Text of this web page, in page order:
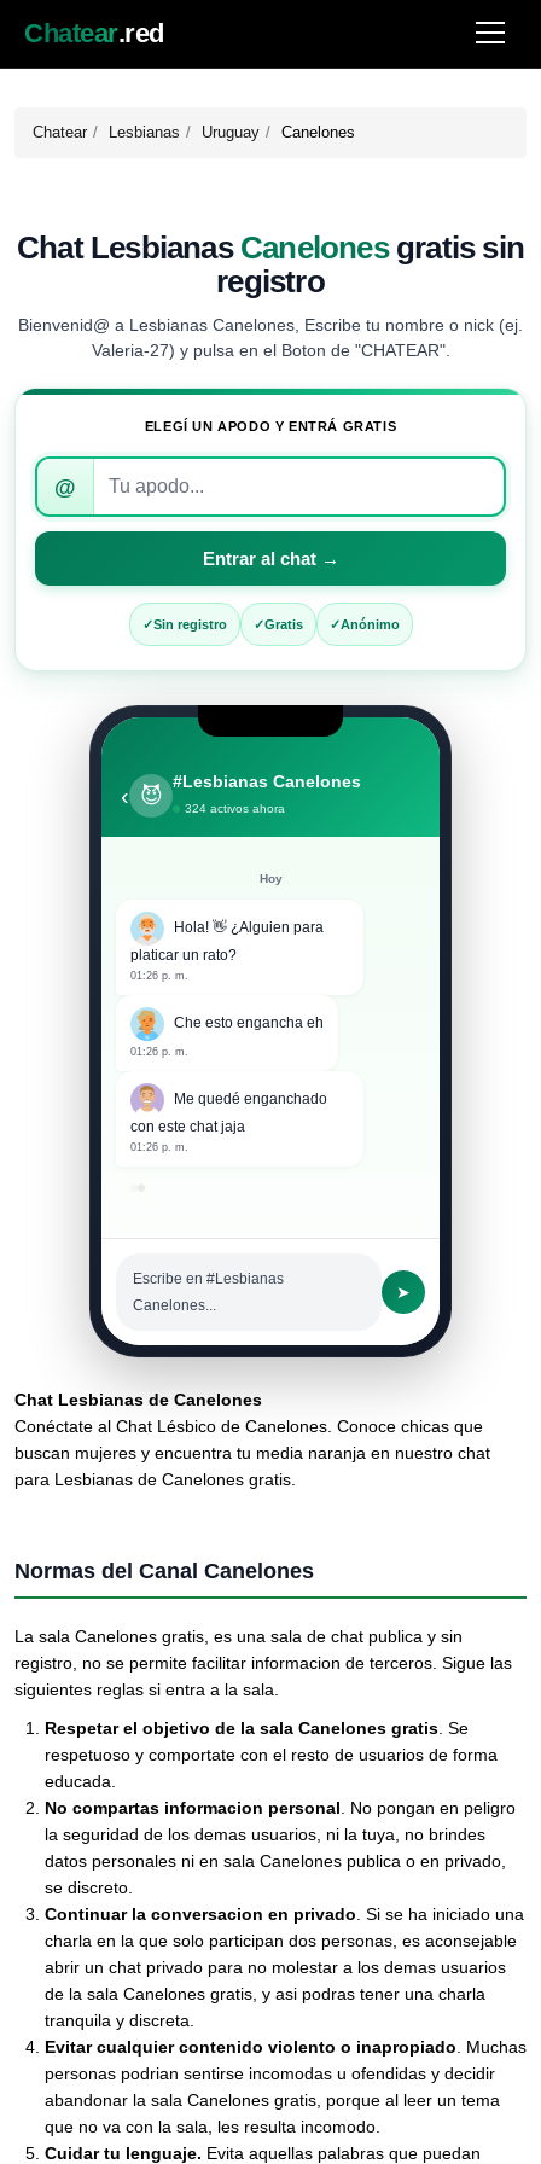
Chatear.red
Chatear Lesbianas Uruguay Canelones
Chat Lesbianas Canelonesgratis sin
registro
Bienvenid@ a Lesbianas Canelones, Escribe tu nombre o nick (ej.
Valeria-27) y pulsa en el Boton de "CHATEAR".
ELEGÍ UN APODO Y ENTRÁ GRATIS
Introduce
apodo
para
entrar
@
Entrar al chat →
Sin registro Gratis Anónimo
‹ 😈
#Lesbianas Canelones
324 activos ahora
Hoy
Hola! 👋 ¿Alguien para
platicar un rato?
01:26 p. m.
Che esto engancha eh
01:26 p. m.
Me quedé enganchado
con este chat jaja
01:26 p. m.
Escribe en #Lesbianas
Canelones...
➤
Chat Lesbianas de Canelones
Conéctate al Chat Lésbico de Canelones. Conoce chicas que
buscan mujeres y encuentra tu media naranja en nuestro chat
para Lesbianas de Canelones gratis.
Normas del Canal Canelones
La sala Canelones gratis, es una sala de chat publica y sin
registro, no se permite facilitar informacion de terceros. Sigue las
siguientes reglas si entra a la sala.
Respetar el objetivo de la sala Canelones gratis . Se
respetuoso y comportate con el resto de usuarios de forma
educada.
No compartas informacion personal . No pongan en peligro
la seguridad de los demas usuarios, ni la tuya, no brindes
datos personales ni en sala Canelones publica o en privado,
se discreto.
Continuar la conversacion en privado . Si se ha iniciado una
charla en la que solo participan dos personas, es aconsejable
abrir un chat privado para no molestar a los demas usuarios
de la sala Canelones gratis, y asi podras tener una charla
tranquila y discreta.
Evitar cualquier contenido violento o inapropiado . Muchas
personas podrian sentirse incomodas u ofendidas y decidir
abandonar la sala Canelones gratis, porque al leer un tema
que no va con la sala, les resulta incomodo.
Cuidar tu lenguaje. Evita aquellas palabras que puedan